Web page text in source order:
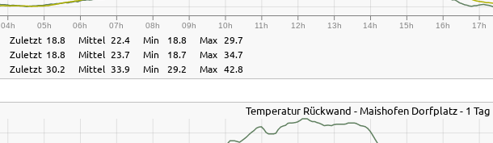
04h 05h 06h 07h 08h 09h 10h 11h 12h 13h 14h 15h 16h 17h
Zuletzt
Zuletzt
Zuletzt
18.8
18.8
30.2
Mittel
Mittel
Mittel
22.4
23.7
33.9
Min
Min
Min
18.8
18.7
29.2
Max
Max
Max
29.7
34.7
42.8
Temperatur Rückwand - Maishofen Dorfplatz - 1 Tag